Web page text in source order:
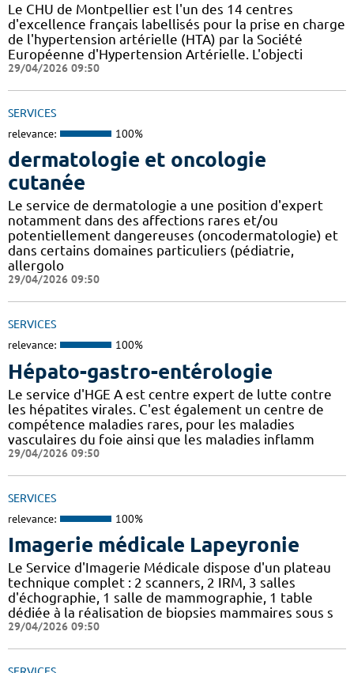
Le CHU de Montpellier est l'un des 14 centres
d'excellence français labellisés pour la prise en charge
de l'hypertension artérielle (HTA) par la Société
Européenne d'Hypertension Artérielle. L'objecti
29/04/2026 09:50
SERVICES
relevance: 100%
dermatologie et oncologie
cutanée
Le service de dermatologie a une position d'expert
notamment dans des affections rares et/ou
potentiellement dangereuses (oncodermatologie) et
dans certains domaines particuliers (pédiatrie,
allergolo
29/04/2026 09:50
SERVICES
relevance: 100%
Hépato-gastro-entérologie
Le service d'HGE A est centre expert de lutte contre
les hépatites virales. C'est également un centre de
compétence maladies rares, pour les maladies
vasculaires du foie ainsi que les maladies inflamm
29/04/2026 09:50
SERVICES
relevance: 100%
Imagerie médicale Lapeyronie
Le Service d'Imagerie Médicale dispose d'un plateau
technique complet : 2 scanners, 2 IRM, 3 salles
d'échographie, 1 salle de mammographie, 1 table
dédiée à la réalisation de biopsies mammaires sous s
29/04/2026 09:50